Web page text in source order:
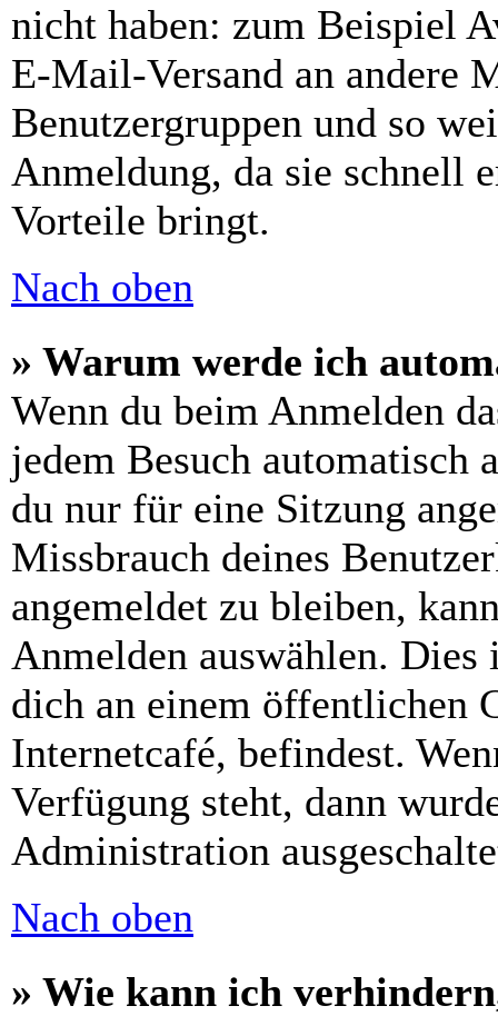
nicht haben: zum Beispiel
E-Mail-Versand an andere
Benutzergruppen und so
Anmeldung, da sie schnell
Vorteile bringt.
Nach oben
» Warum werde ich
Wenn du beim Anmelden
jedem Besuch automatisch
du nur für eine Sitzung
Missbrauch deines
angemeldet zu bleiben,
Anmelden auswählen.
dich an einem öffentlichen
Internetcafé, befindest.
Verfügung steht, dann
Administration
Nach oben
» Wie kann ich